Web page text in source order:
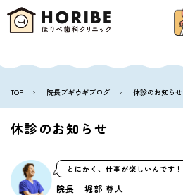
TOP 院長ブギウギブログ 休診のお知らせ
休診のお知らせ
とにかく、仕事が楽しいんです！
院長 堀部 尊人